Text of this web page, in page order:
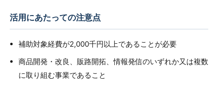
活用にあたっての注意点
補助対象経費が2,000千円以上であることが必要
商品開発・改良、販路開拓、情報発信のいずれか又は複数
に取り組む事業であること